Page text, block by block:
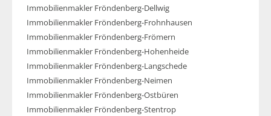
Immobilienmakler Fröndenberg-Dellwig
Immobilienmakler Fröndenberg-Frohnhausen
Immobilienmakler Fröndenberg-Frömern
Immobilienmakler Fröndenberg-Hohenheide
Immobilienmakler Fröndenberg-Langschede
Immobilienmakler Fröndenberg-Neimen
Immobilienmakler Fröndenberg-Ostbüren
Immobilienmakler Fröndenberg-Stentrop